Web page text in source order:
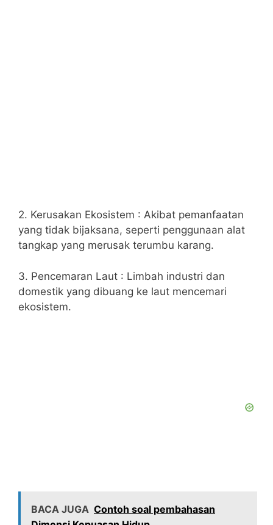
2. Kerusakan Ekosistem : Akibat pemanfaatan
yang tidak bijaksana, seperti penggunaan alat
tangkap yang merusak terumbu karang.
3. Pencemaran Laut : Limbah industri dan
domestik yang dibuang ke laut mencemari
ekosistem.
BACA JUGA Contoh soal pembahasan